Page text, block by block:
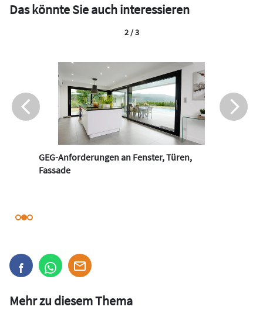
Das könnte Sie auch interessieren
GEG-Anforderungen an Fenster, Türen,
Fassade
2 / 3
Mehr zu diesem Thema